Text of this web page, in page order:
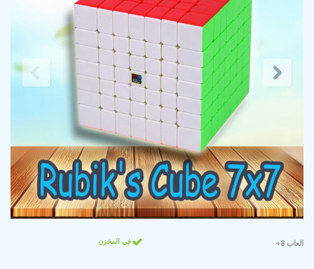
العاب 8+ في المخزن